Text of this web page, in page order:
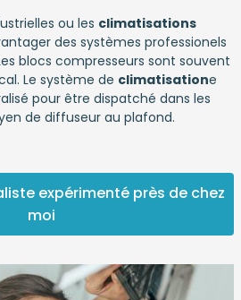
ou les climatisations
des systèmes professionels
blocs compresseurs sont souvent
Le système de climatisatione
pour être dispatché dans les
de diffuseur au plafond.
expérimenté près de chez
moi